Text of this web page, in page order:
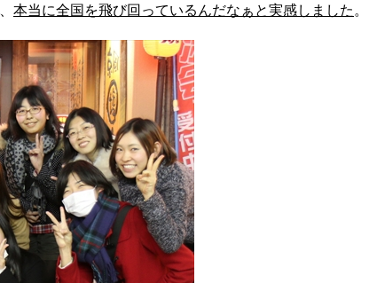
本当に全国を飛び回っているんだなぁと実感しました 。